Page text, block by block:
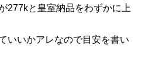
277kと皇室納品をわずかに上
いいかアレなので目安を書い